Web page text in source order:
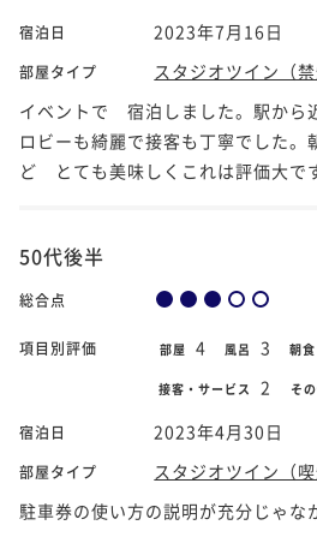
宿泊日 2023年7月16日
部屋タイプ
スタジオツイン（
イベントで 宿泊しました。駅から
ロビーも綺麗で接客も丁寧でした。
ど とても美味しくこれは評価大で
50代後半
総合点
項目別評価 部屋 4 風呂 3 朝食
接客・サービス 2 そ
宿泊日 2023年4月30日
部屋タイプ
スタジオツイン（
駐車券の使い方の説明が充分じゃな